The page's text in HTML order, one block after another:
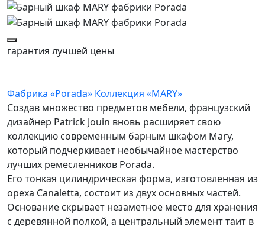
гарантия лучшей цены
Фабрика «Porada» Коллекция «MARY»
Создав множество предметов мебели, французский
дизайнер Patrick Jouin вновь расширяет свою
коллекцию современным барным шкафом Mary,
который подчеркивает необычайное мастерство
лучших ремесленников Porada.
Его тонкая цилиндрическая форма, изготовленная из
ореха Canaletta, состоит из двух основных частей.
Основание скрывает незаметное место для хранения
с деревянной полкой, а центральный элемент таит в